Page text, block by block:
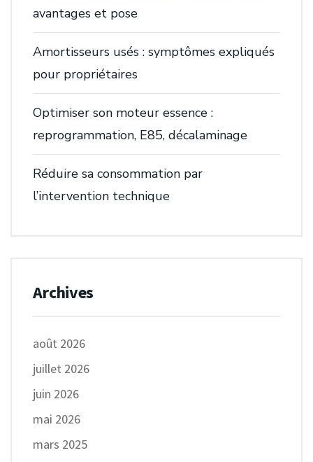
avantages et pose
Amortisseurs usés : symptômes expliqués
pour propriétaires
Optimiser son moteur essence :
reprogrammation, E85, décalaminage
Réduire sa consommation par
l’intervention technique
Archives
août 2026
juillet 2026
juin 2026
mai 2026
mars 2025